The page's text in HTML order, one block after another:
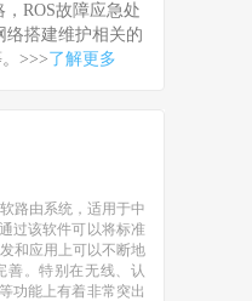
ROS故障应急处
络搭建维护相关的
>>>了解更多
路由系统，适用于中
过该软件可以将标准
和应用上可以不断地
善。特别在无线、认
功能上有着非常突出